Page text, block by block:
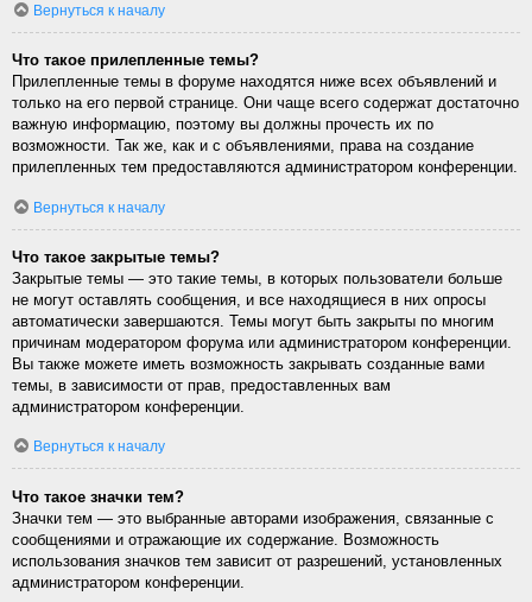
Вернуться к началу
Что такое прилепленные темы?
Прилепленные темы в форуме находятся ниже всех объявлений и
только на его первой странице. Они чаще всего содержат достаточно
важную информацию, поэтому вы должны прочесть их по
возможности. Так же, как и с объявлениями, права на создание
прилепленных тем предоставляются администратором конференции.
Вернуться к началу
Что такое закрытые темы?
Закрытые темы — это такие темы, в которых пользователи больше
не могут оставлять сообщения, и все находящиеся в них опросы
автоматически завершаются. Темы могут быть закрыты по многим
причинам модератором форума или администратором конференции.
Вы также можете иметь возможность закрывать созданные вами
темы, в зависимости от прав, предоставленных вам
администратором конференции.
Вернуться к началу
Что такое значки тем?
Значки тем — это выбранные авторами изображения, связанные с
сообщениями и отражающие их содержание. Возможность
использования значков тем зависит от разрешений, установленных
администратором конференции.